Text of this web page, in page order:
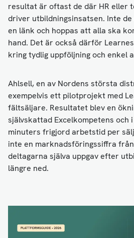
resultat är oftast de där HR eller
driver utbildningsinsatsen. Inte
en länk och hoppas att alla ska
hand. Det är också därför
kring tydlig uppföljning och enkel
Ahlsell, en av Nordens största
exempelvis ett pilotprojekt med
fältsäljare. Resultatet blev en
självskattad Excelkompetens och
minuters frigjord arbetstid per
inte en marknadsföringssiffra
deltagarna själva uppgav efter
längre ned.